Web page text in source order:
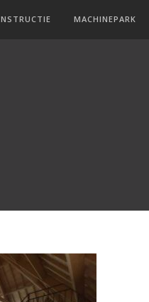
MACHINEPARK